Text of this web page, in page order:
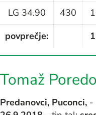
LG 34.90
430
povprečje:
Tomaž
Predanovci, Puconci, -